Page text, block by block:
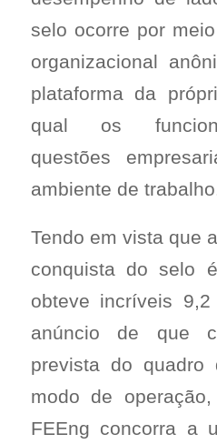
selo ocorre por
organizacional
plataforma da
qual os
questões
ambiente de
Tendo em vista que
conquista do selo
obteve incríveis
anúncio de que
prevista do quadro
modo de
FEEng concorra a